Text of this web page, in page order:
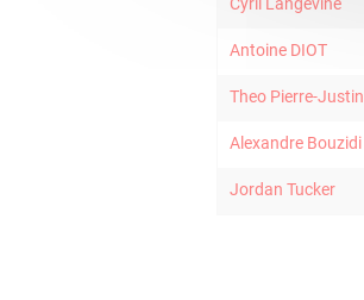
Antoine DIOT
Theo Pierre-Justin
Alexandre Bouzidi
Jordan Tucker